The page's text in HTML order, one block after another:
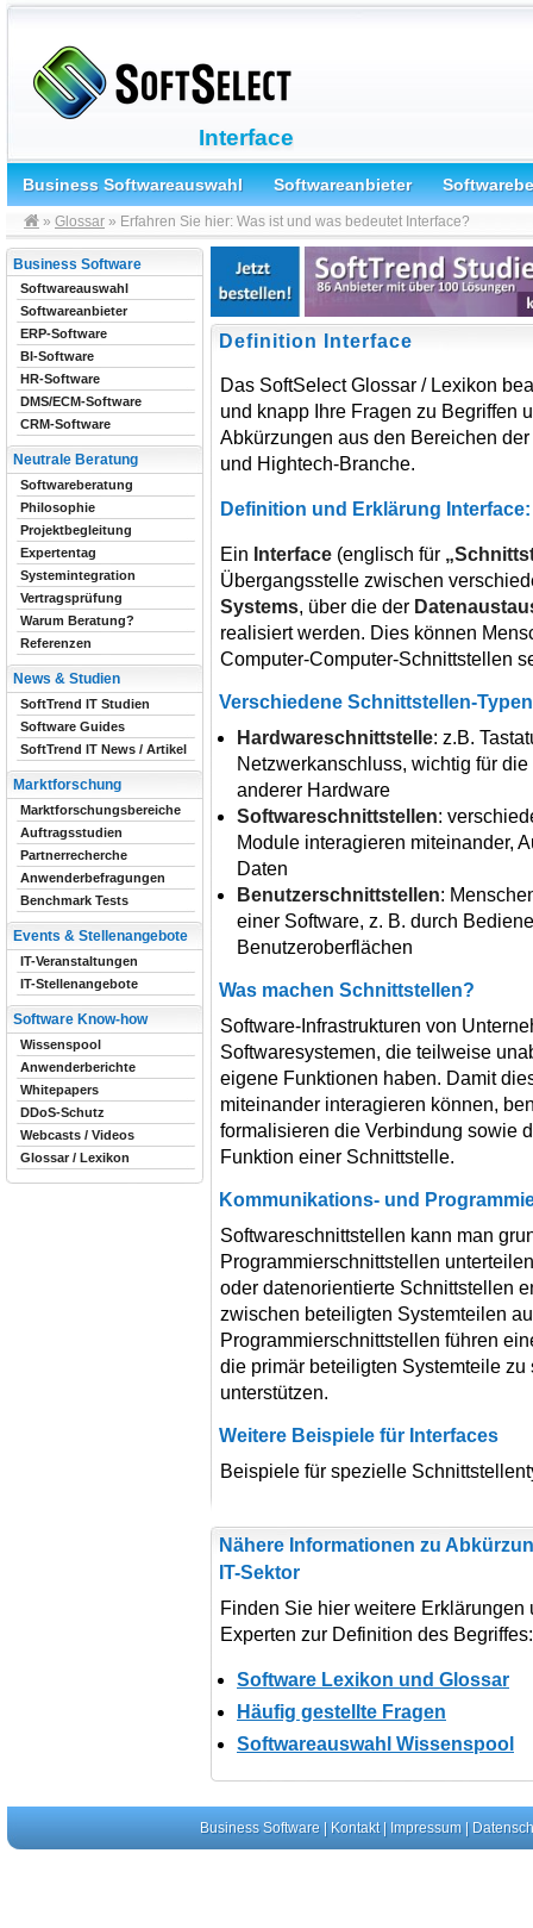
Interface
Business Softwareauswahl Softwareanbieter
» Glossar » Erfahren Sie hier: Was ist und was bedeutet Interface?
Definition Interface
Das SoftSelect Glossar / Lexikon
und knapp Ihre Fragen zu Begriffen
Abkürzungen aus den Bereichen der
und Hightech-Branche.
Definition und Erklärung Interface:
Ein Interface (englisch für
Übergangsstelle zwischen
Systems, über die der
realisiert werden. Dies können
Computer-Computer-Schnittstellen
Verschiedene Schnittstellen-
Hardwareschnittstelle: z.B.
Netzwerkanschluss, wichtig für
anderer Hardware
Softwareschnittstellen:
Module interagieren miteinander,
Daten
Benutzerschnittstellen:
einer Software, z. B. durch
Benutzeroberflächen
Was machen Schnittstellen?
Software-Infrastrukturen von
Softwaresystemen, die teilweise
eigene Funktionen haben. Damit
miteinander interagieren können,
formalisieren die Verbindung sowie
Funktion einer Schnittstelle.
Kommunikations- und
Softwareschnittstellen kann man
Programmierschnittstellen
oder datenorientierte Schnittstellen
zwischen beteiligten Systemteilen
Programmierschnittstellen führen
die primär beteiligten Systemteile
unterstützen.
Weitere Beispiele für Interfaces
Beispiele für spezielle
Nähere Informationen zu
IT-Sektor
Finden Sie hier weitere
Experten zur Definition des
Software Lexikon und Glossar
Häufig gestellte Fragen
Softwareauswahl Wissenspool
Business Software
Softwareauswahl
Softwareanbieter
ERP-Software
BI-Software
HR-Software
DMS/ECM-Software
CRM-Software
Neutrale Beratung
Softwareberatung
Philosophie
Projektbegleitung
Expertentag
Systemintegration
Vertragsprüfung
Warum Beratung?
Referenzen
News & Studien
SoftTrend IT Studien
Software Guides
SoftTrend IT News / Artikel
Marktforschung
Marktforschungsbereiche
Auftragsstudien
Partnerrecherche
Anwenderbefragungen
Benchmark Tests
Events & Stellenangebote
IT-Veranstaltungen
IT-Stellenangebote
Software Know-how
Wissenspool
Anwenderberichte
Whitepapers
DDoS-Schutz
Webcasts / Videos
Glossar / Lexikon
Business Software| Kontakt| Impressum|